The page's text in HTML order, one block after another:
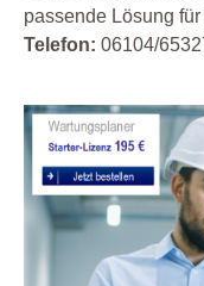
passende Lösung
Telefon: 06104/